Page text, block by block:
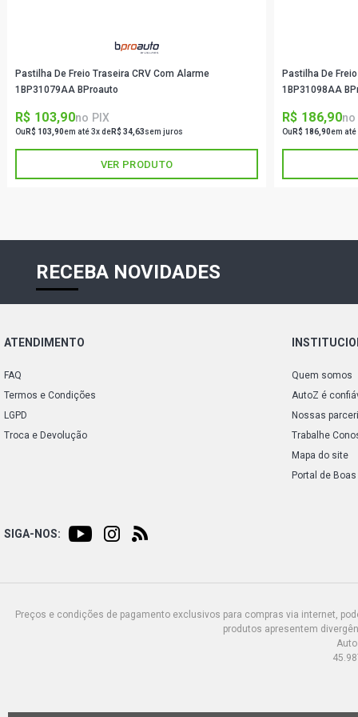
Pastilha De Freio Traseira CRV Com Alarme
1BP31079AA BProauto
R$ 103,90no PIX
Ou R$ 103,90em até 3x deR$ 34,63sem juros
VER PRODUTO
Pastilha De
1BP31098AA
R$ 186,90no
Ou R$ 186,90em até
RECEBA NOVIDADES
ATENDIMENTO
FAQ
Termos e Condições
LGPD
Troca e Devolução
Quem somos
AutoZ é
Nossas
Trabalhe
Mapa do site
Portal de
SIGA-NOS:
Preços e condições de pagamento exclusivos para compras via internet,
produtos apresentem